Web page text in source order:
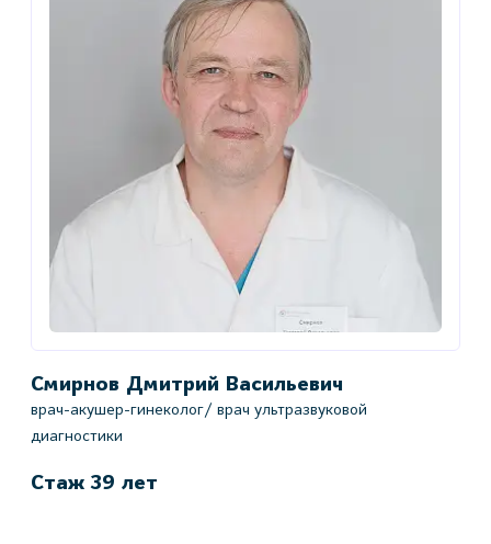
Смирнов Дмитрий Васильевич
врач-акушер-гинеколог/ врач ультразвуковой
диагностики
Стаж 39 лет